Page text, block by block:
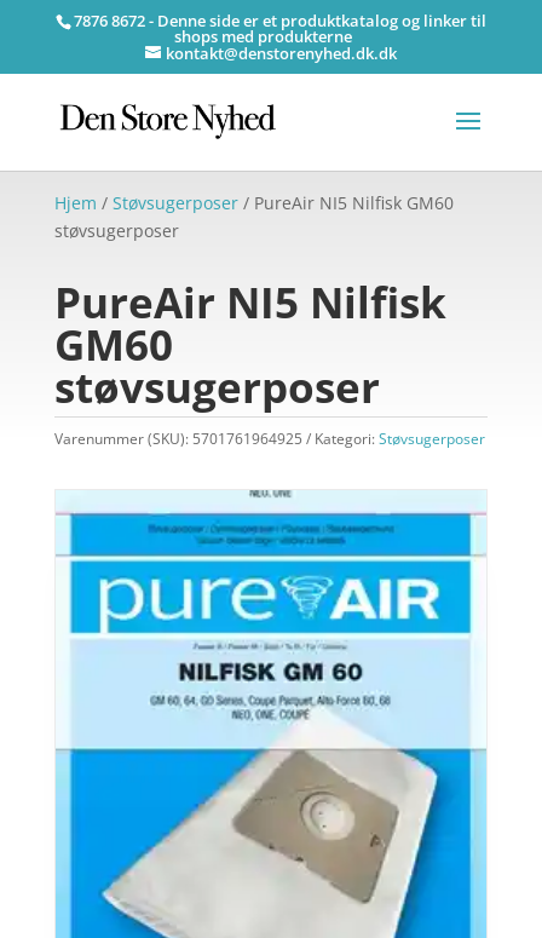
7876 8672 - Denne side er et produktkatalog og linker til
shops med produkterne
kontakt@denstorenyhed.dk.dk
Hjem / Støvsugerposer/ PureAir NI5 Nilfisk GM60
støvsugerposer
PureAir NI5 Nilfisk
GM60
støvsugerposer
Varenummer (SKU): 5701761964925 Kategori:Støvsugerposer